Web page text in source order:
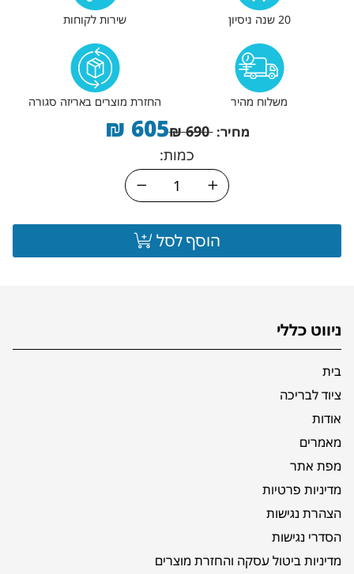
20 שנה ניסיון שירות לקוחות
משלוח מהיר החזרת מוצרים באריזה סגורה
מחיר: 690
₪
605
₪
כמות:
הוסף לסל
ניווט כללי
בית
ציוד לבריכה
אודות
מאמרים
מפת אתר
מדיניות פרטיות
הצהרת נגישות
הסדרי נגישות
מדיניות ביטול עסקה והחזרת מוצרים